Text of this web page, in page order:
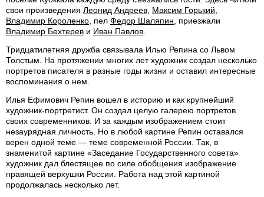
свои произведения Леонид Андреев Максим Горький
Владимир Короленко , пел Федор Шаляпин , приезжали
Владимир Бехтерев и Иван Павлов
Тридцатилетняя дружба связывала Илью Репина со Львом
Толстым. На протяжении многих лет художник создал несколько
портретов писателя в разные годы жизни и оставил интересные
воспоминания о нем.
Илья Ефимович Репин вошел в историю и как крупнейший
художник-портретист. Он создал целую галерею портретов
своих современников. И за каждым изображением стоит
незаурядная личность. Но в любой картине Репин оставался
верен одной теме — теме современной России. Так, в
знаменитой картине «Заседание Государственного совета»
художник дал блестящее по силе обобщения изображение
правящей верхушки России. Работа над этой картиной
продолжалась несколько лет.